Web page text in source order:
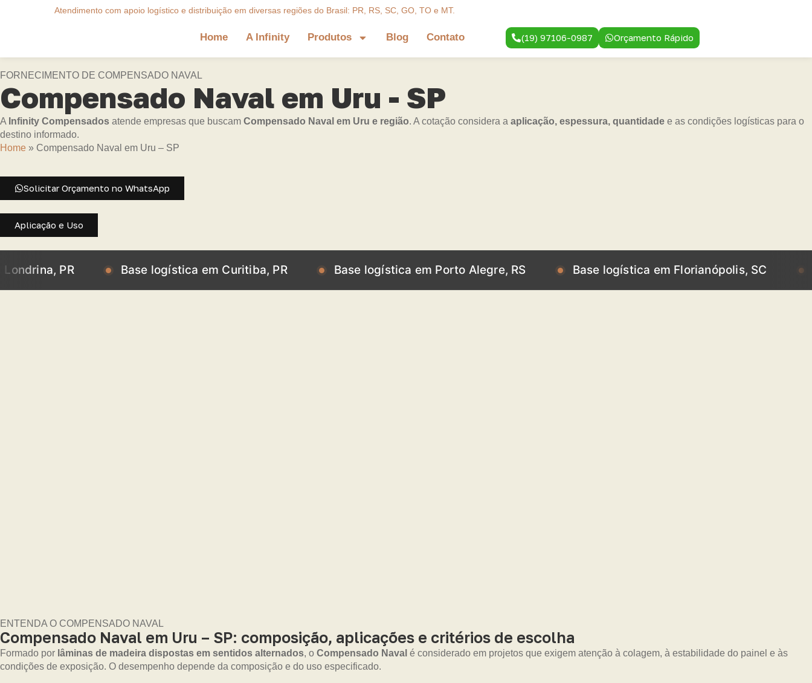
Atendimento com apoio logístico e distribuição em diversas regiões do Brasil: PR, RS, SC, GO, TO e MT.
Home A Infinity Produtos Blog Contato (19) 97106-0987 Orçamento Rápido
FORNECIMENTO DE COMPENSADO NAVAL
Compensado Naval em Uru - SP
A Infinity Compensados atende empresas que buscam Compensado Naval em Uru e região. A cotação considera a aplicação, espessura, quantidade e as condições logísticas para o
destino informado.
Home » Compensado Naval em Uru – SP
Solicitar Orçamento no WhatsApp
Aplicação e Uso
PR Base logística em Curitiba, PR Base logística em Porto Alegre, RS Base logística em Florianópolis, SC Base
ENTENDA O COMPENSADO NAVAL
Compensado Naval em Uru – SP: composição, aplicações e critérios de escolha
Formado por lâminas de madeira dispostas em sentidos alternados, o Compensado Naval é considerado em projetos que exigem atenção à colagem, à estabilidade do painel e às
condições de exposição. O desempenho depende da composição e do uso especificado.